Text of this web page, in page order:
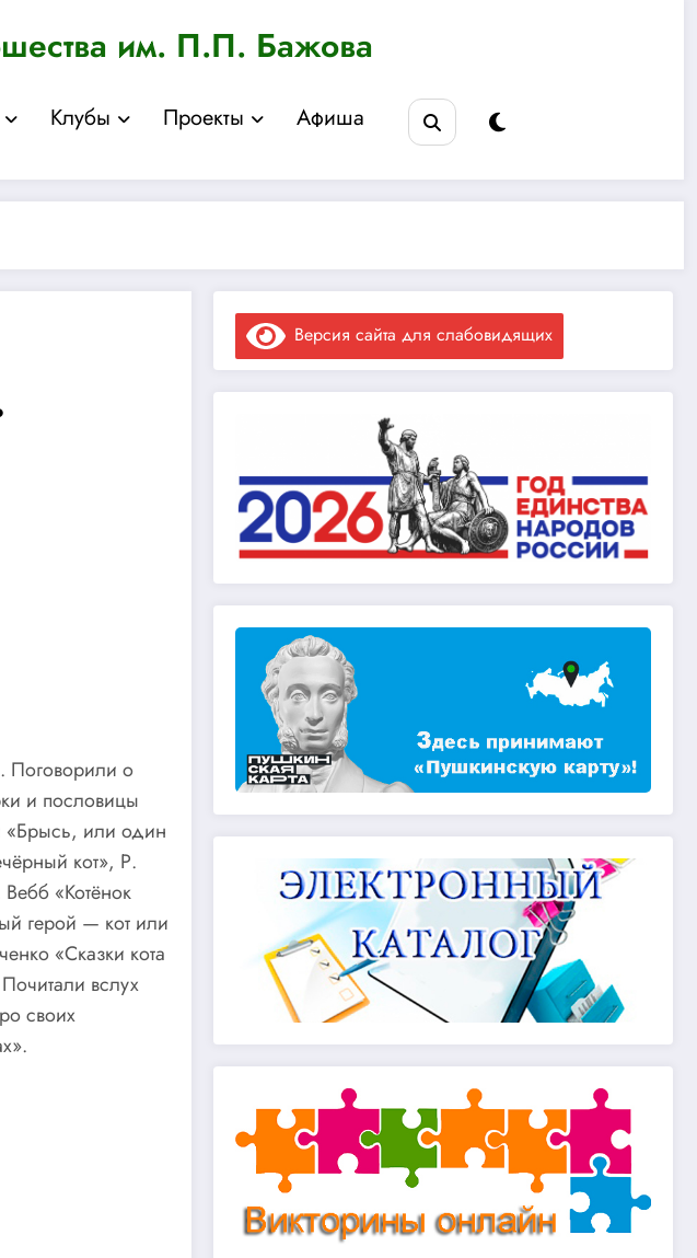
им. П.П. Бажова
Клубы Проекты Афиша
Поговорили о
и пословицы
«Брысь, или один
кот», Р.
«Котёнок
герой — кот или
«Сказки кота
вслух
своих
Версия сайта для слабовидящих